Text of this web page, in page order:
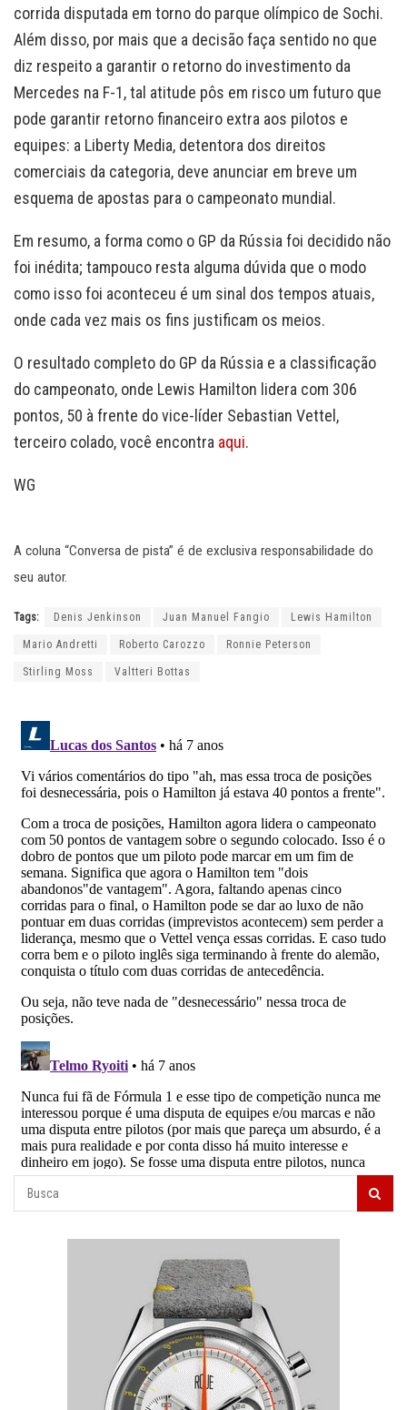
corrida disputada em torno do parque olímpico de Sochi.
Além disso, por mais que a decisão faça sentido no que
diz respeito a garantir o retorno do investimento da
Mercedes na F-1, tal atitude pôs em risco um futuro que
pode garantir retorno financeiro extra aos pilotos e
equipes: a Liberty Media, detentora dos direitos
comerciais da categoria, deve anunciar em breve um
esquema de apostas para o campeonato mundial.
Em resumo, a forma como o GP da Rússia foi decidido não
foi inédita; tampouco resta alguma dúvida que o modo
como isso foi aconteceu é um sinal dos tempos atuais,
onde cada vez mais os fins justificam os meios.
O resultado completo do GP da Rússia e a classificação
do campeonato, onde Lewis Hamilton lidera com 306
pontos, 50 à frente do vice-líder Sebastian Vettel,
terceiro colado, você encontra aqui.
WG
A coluna “Conversa de pista” é de exclusiva responsabilidade do
seu autor.
Tags: Denis Jenkinson Juan Manuel Fangio Lewis Hamilton
Mario Andretti Roberto Carozzo Ronnie Peterson
Stirling Moss Valtteri Bottas